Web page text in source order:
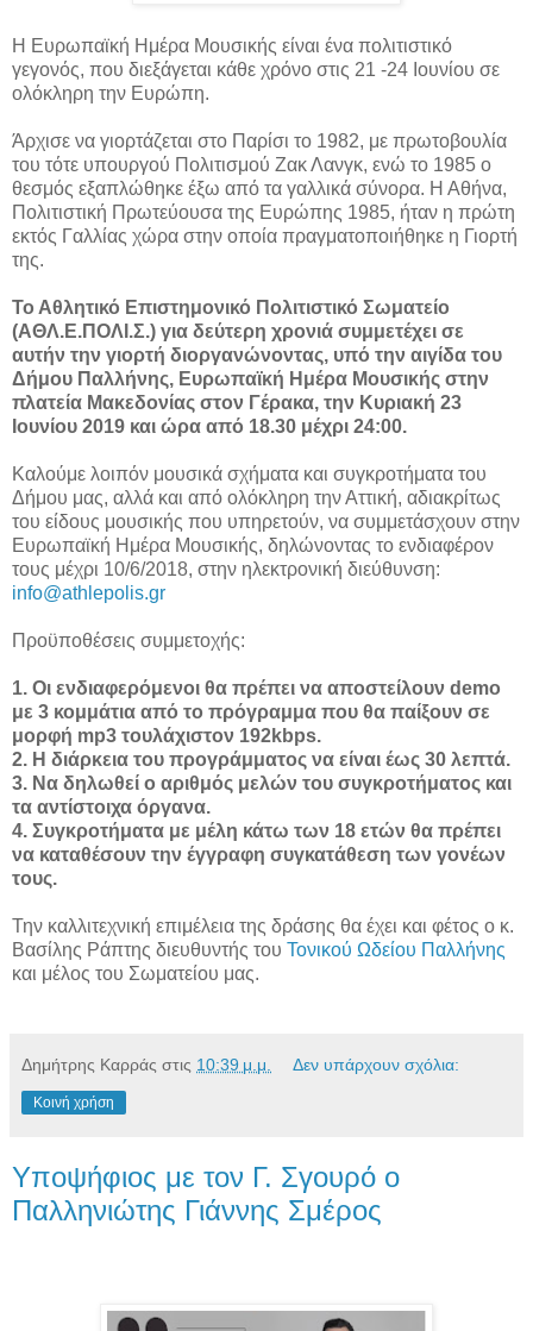
Η Ευρωπαϊκή Ημέρα Μουσικής είναι ένα πολιτιστικό
γεγονός, που διεξάγεται κάθε χρόνο στις 21 -24 Ιουνίου σε
ολόκληρη την Ευρώπη.
Άρχισε να γιορτάζεται στο Παρίσι το 1982, με πρωτοβουλία
του τότε υπουργού Πολιτισμού Ζακ Λανγκ, ενώ το 1985 ο
θεσμός εξαπλώθηκε έξω από τα γαλλικά σύνορα. Η Αθήνα,
Πολιτιστική Πρωτεύουσα της Ευρώπης 1985, ήταν η πρώτη
εκτός Γαλλίας χώρα στην οποία πραγματοποιήθηκε η Γιορτή
της.
Το Αθλητικό Επιστημονικό Πολιτιστικό Σωματείο
(ΑΘΛ.Ε.ΠΟΛΙ.Σ.) για δεύτερη χρονιά συμμετέχει σε
αυτήν την γιορτή διοργανώνοντας, υπό την αιγίδα του
Δήμου Παλλήνης, Eυρωπαϊκή Ημέρα Μουσικής στην
πλατεία Μακεδονίας στον Γέρακα, την Κυριακή 23
Ιουνίου 2019 και ώρα από 18.30 μέχρι 24:00.
Καλούμε λοιπόν μουσικά σχήματα και συγκροτήματα του
Δήμου μας, αλλά και από ολόκληρη την Αττική, αδιακρίτως
του είδους μουσικής που υπηρετούν, να συμμετάσχουν στην
Ευρωπαϊκή Ημέρα Μουσικής, δηλώνοντας το ενδιαφέρον
τους μέχρι 10/6/2018, στην ηλεκτρονική διεύθυνση:
info@athlepolis.gr
Προϋποθέσεις συμμετοχής:
1. Οι ενδιαφερόμενοι θα πρέπει να αποστείλουν demo
με 3 κομμάτια από το πρόγραμμα που θα παίξουν σε
μορφή mp3 τουλάχιστον 192kbps.
2. Η διάρκεια του προγράμματος να είναι έως 30 λεπτά.
3. Να δηλωθεί ο αριθμός μελών του συγκροτήματος και
τα αντίστοιχα όργανα.
4. Συγκροτήματα με μέλη κάτω των 18 ετών θα πρέπει
να καταθέσουν την έγγραφη συγκατάθεση των γονέων
τους.
Την καλλιτεχνική επιμέλεια της δράσης θα έχει και φέτος ο κ.
Βασίλης Ράπτης διευθυντής του Τονικού Ωδείου Παλλήνης
και μέλος του Σωματείου μας.
Δημήτρης Καρράς στις 10:39 μ.μ. Δεν υπάρχουν σχόλια:
Κοινή χρήση
Υποψήφιος με τον Γ. Σγουρό ο
Παλληνιώτης Γιάννης Σμέρος